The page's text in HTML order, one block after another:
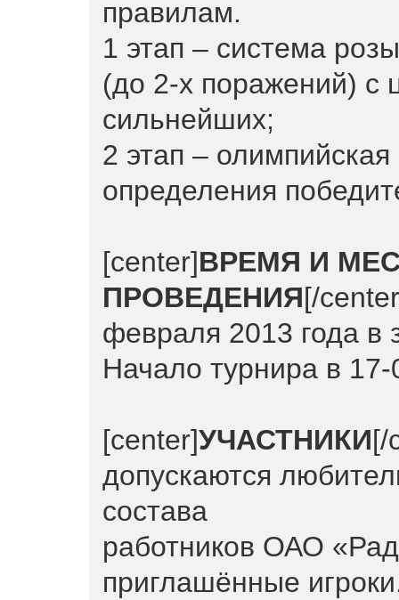
правилам.
1 этап – система
(до 2-х поражений) с
сильнейших;
2 этап –
определения
[center]ВРЕМЯ И
ПРОВЕДЕНИЯ[/
февраля 2013 года в
Начало турнира в 17-
[center]УЧАСТНИКИ[/
допускаются
состава
работников ОАО
приглашённые